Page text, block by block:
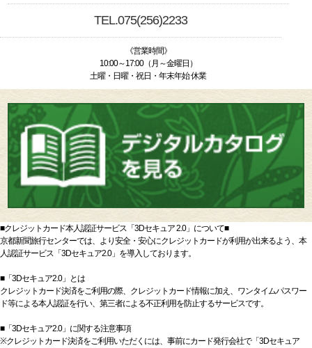
TEL.075(256)2233
《営業時間》
10:00～17:00（月～金曜日）
土曜・日曜・祝日・年末年始 休業
■クレジットカード本人認証サービス「3Dセキュア 2.0」について■
京都新聞旅行センターでは、より安全・安心にクレジットカードが利用が出来るよう、本
人認証サービス「3Dセキュア2.0」を導入しております。
■「3Dセキュア2.0」とは
クレジットカード決済をご利用の際、クレジットカード情報に加え、ワンタイムパスワー
ド等による本人認証を行い、第三者による不正利用を防止するサービスです。
■「3Dセキュア2.0」に関する注意事項
※クレジットカード決済をご利用いただくには、事前にカード発行会社で「3Dセキュア